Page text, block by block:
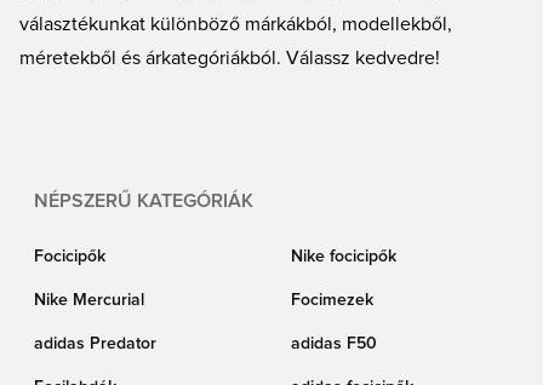
választékunkat különböző márkákból, modellekből,
méretekből és árkategóriákból. Válassz kedvedre!
NÉPSZERŰ KATEGÓRIÁK
Focicipők Nike focicipők
Nike Mercurial Focimezek
adidas Predator adidas F50